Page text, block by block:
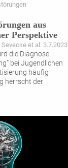
aus
Perspektive
Sevecke et al. 3.7.2023
die Diagnose
bei Jugendlichen
häufig
herrscht der